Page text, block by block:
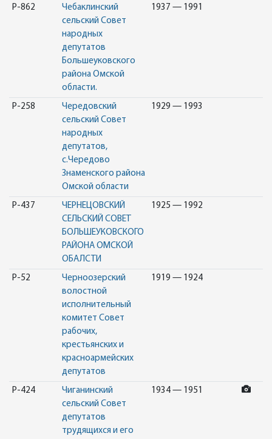
Р-862
Чебаклинский
сельский Совет
народных
депутатов
Большеуковского
района Омской
области.
1937 — 1991
Р-258
Чередовский
сельский Совет
народных
депутатов,
с.Чередово
Знаменского района
Омской области
1929 — 1993
Р-437
ЧЕРНЕЦОВСКИЙ
СЕЛЬСКИЙ СОВЕТ
БОЛЬШЕУКОВСКОГО
РАЙОНА ОМСКОЙ
ОБАЛСТИ
1925 — 1992
Р-52
Черноозерский
волостной
исполнительный
комитет Совет
рабочих,
крестьянских и
красноармейских
депутатов
1919 — 1924
Р-424
Чиганинский
сельский Совет
депутатов
трудящихся и его
1934 — 1951